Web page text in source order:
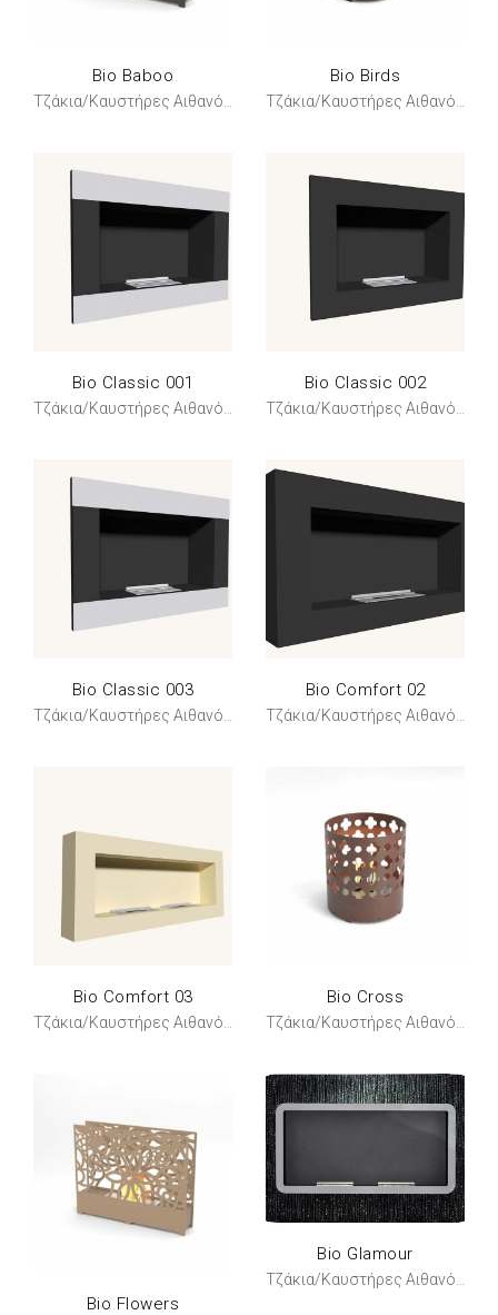
Bio Baboo
Τζάκια/Καυστήρες Αιθανόλης
Bio Birds
Τζάκια/Καυστήρες Αιθανόλης
Bio Classic 001
Τζάκια/Καυστήρες Αιθανόλης
Bio Classic 002
Τζάκια/Καυστήρες Αιθανόλης
Bio Classic 003
Τζάκια/Καυστήρες Αιθανόλης
Bio Comfort 02
Τζάκια/Καυστήρες Αιθανόλης
Bio Comfort 03
Τζάκια/Καυστήρες Αιθανόλης
Bio Cross
Τζάκια/Καυστήρες Αιθανόλης
Bio Flowers
Bio Glamour
Τζάκια/Καυστήρες Αιθανόλης